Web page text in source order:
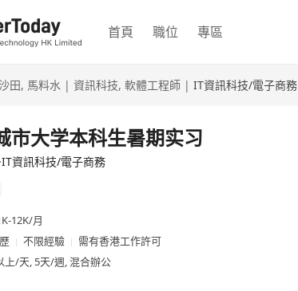
首頁 職位 專區
田, 馬料水 | 資訊科技, 軟體工程師 | IT資訊科技/電子商務
市大学本科生暑期实习
資訊科技/電子商務
12K/月
不限經驗
需有香港工作許可
上/天, 5天/週, 混合辦公